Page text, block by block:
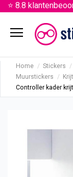
⭐ 8.8
menu
Home Stickers
Muurstickers
Controller kader